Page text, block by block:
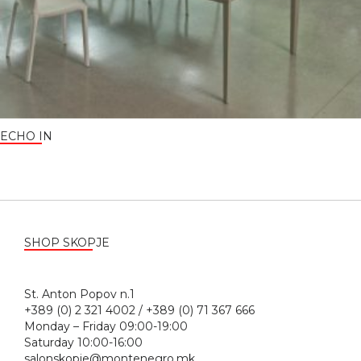
ECHO IN
SHOP SKOPJE
St. Anton Popov n.1
+389 (0) 2 321 4002 / +389 (0) 71 367 666
Monday – Friday 09:00-19:00
Saturday 10:00-16:00